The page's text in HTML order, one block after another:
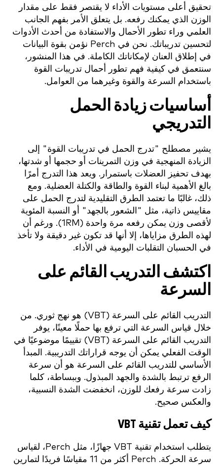
تحقيق أعلى مستويات الأداء لا يقتصر فقط على مقدار
الوزن الذي يمكنك رفعه. بل يتعلق الأمر بفهم الجانب
العلمي وراء تطور الأحمال والاستفادة من أحدث الأدوات
لتحسين تدريباتك. نحن في Perch نؤمن بقوة البيانات
في إطلاق العنان لإمكاناتك الكاملة. في هذا المنشور،
سنتعمق في كيفية فهم تطور أحمال تدريبات القوة
باستخدام السرعة والقوة وغيرهما من العوامل.
أساسيات زيادة الحمل
التدريجي
يشير مصطلح "تدرج الحمل في تدريبات القوة" إلى
الزيادة المنهجية في وزن التمرينات أو حجمها أو شدتها،
بهدف تحفيز العضلات باستمرار. ويعد هذا التدرج أمرًا
بالغ الأهمية لبناء القوة والطاقة والكتلة العضلية. ومع
ذلك، غالبًا ما تعتمد الطرق التقليدية لتدرج الحمل على
مقاييس ذاتية، مثل "الشعور بالجهد" أو النسبة المئوية
لأقصى وزن يمكن رفعه مرة واحدة (1RM). ورغم أن
لهذه الطرق مزاياها، إلا أنها قد تكون غير دقيقة ولا تأخذ
في الحسبان التقلبات اليومية في الأداء.
اكتشف التدريب القائم على
السرعة
التدريب القائم على السرعة (VBT) هو نهج ثوري. من
خلال قياس السرعة التي ترفع بها حملًا معينًا، يوفر
التدريب القائم على السرعة (VBT) تقييمًا موضوعيًا في
الوقت الفعلي يمكن أن يوجه قراراتك التدريبية. المبدأ
الأساسي للتدريب القائم على السرعة هو أن سرعة
الرفع ترتبط بالشدة والجهد المبذول. وببساطة، كلما
زادت سرعة رفعك للوزن، انخفضت الشدة النسبية،
والعكس صحيح.
كيف تعمل تقنية VBT
يتطلب استخدام تقنية VBT جهازًا، مثل Perch، لقياس
سرعة الحركة. Perch أكثر من 11 مقياسًا فريدًا لتمارين